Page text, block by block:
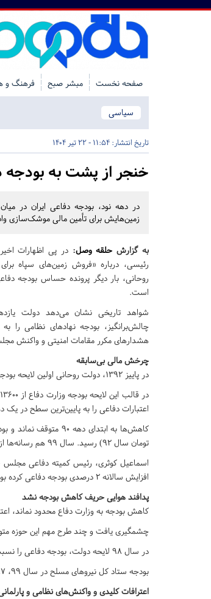
صفحه نخست مبشر صبح فرهنگ و
سیاسی
تاریخ انتشار: 11:54 - 22 تیر 1404
خنجر از پشت به بودجه
در دهه نود، بودجه دفاعی ایران در
زمین‌هایش برای تأمین مالی موشک‌سازی
به گزارش حلقه وصل: در پی اظهارات
رئیسی، درباره «فروش زمین‌های سپاه
است.
شواهد تاریخی نشان می‌دهد دولت
چالش‌برانگیز، بودجه نهادهای نظامی را
هشدارهای مکرر مقامات امنیتی و واکنش
چرخش مالی بی‌سابقه
در پاییز ۱۳۹۲، دولت روحانی اولین لایحه بودجه خود (سال ۹۳) را به مجلس ارائه کرد.
اعتبارات دفاعی را به پایین‌ترین سطح در یک
تومان سال ۹۲) رسید. سال ۹۹ هم رسانه‌ها از کاهش مجدد بودجه دفاعی نوشتند اما دیگر رقمی منتشر نشد.
اسماعیل کوثری، رئیس کمیته دفاعی مجلس
افزایش سالانه ۲ درصدی بودجه دفاعی کرده بود، اما نه تنها این ماده اجرا نشد، بلکه در بودجه تقریبا حذف گردید.»
پدافند هوایی حریف کاهش بودجه نشد
کاهش بودجه به وزارت دفاع محدود نماند، اعتبارات پدافند هوایی در بودجه
چشمگیری یافت و چند طرح مهم این حوزه
در سال ۹۸ لایحه دولت، بودجه دفاعی را نسبت به سال قبل ۵۰ درصد کاهش داد.
بودجه ستاد کل نیروهای مسلح در سال ۹۹، ۱۲۴.۷ میلیارد تومان تقلیل پیدا کرد.
اعترافات کلیدی و واکنش‌های نظامی و